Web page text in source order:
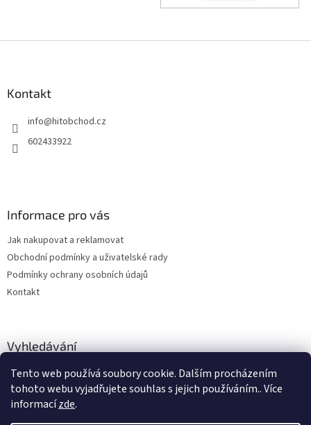
Tento web používá soubory cookie. Dalším procházením
tohoto webu vyjadřujete souhlas s jejich používáním.. Více
informacízde.
Kontakt
info@hitobchod.cz
602433922
Informace pro vás
Jak nakupovat a reklamovat
Obchodní podmínky a uživatelské rady
Podmínky ochrany osobních údajů
Kontakt
Vyhledávání